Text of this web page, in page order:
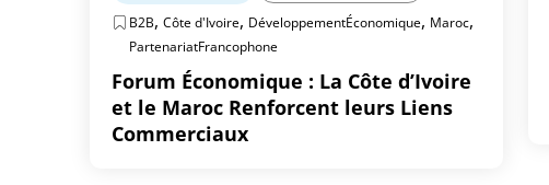
B2B, Côte d'Ivoire, DéveloppementÉconomique, Maroc,
PartenariatFrancophone
Forum Économique : La Côte d’Ivoire
et le Maroc Renforcent leurs Liens
Commerciaux